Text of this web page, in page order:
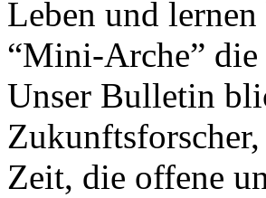
Leben und
“Mini-Arche” die
Unser Bulletin
Zeit, die offene